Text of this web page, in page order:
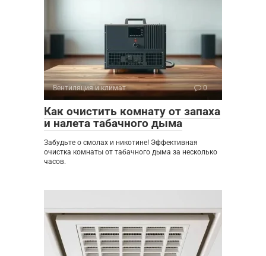
Вентиляция и климат 0
Как очистить комнату от запаха
и налета табачного дыма
Забудьте о смолах и никотине! Эффективная
очистка комнаты от табачного дыма за несколько
часов.